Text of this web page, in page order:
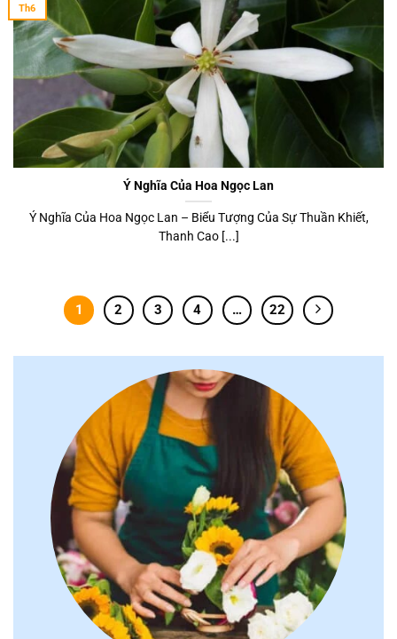
Ý Nghĩa Của Hoa Ngọc Lan
Ý Nghĩa Của Hoa Ngọc Lan – Biểu Tượng Của Sự Thuần Khiết,
Thanh Cao [...]
Th6
1 2 3 4 … 22